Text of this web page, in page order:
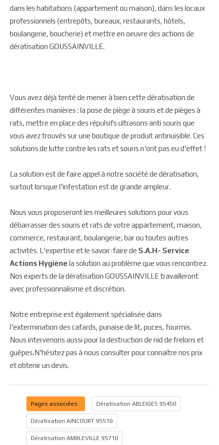
dans les habitations (appartement ou maison), dans les locaux
professionnels (entrepôts, bureaux, restaurants, hôtels,
boulangerie, boucherie) et mettre en oeuvre des actions de
dératisation GOUSSAINVILLE.
Vous avez déjà tenté de mener à bien cette dératisation de
différentes manières : la pose de piège à souris et de pièges à
rats, mettre en place des répulsifs ultrasons anti souris que
vous avez trouvés sur une boutique de produit antinuisible. Ces
solutions de lutte contre les rats et souris n'ont pas eu d'effet !
La solution est de faire appel à notre société de dératisation,
surtout lorsque l'infestation est de grande ampleur.
Nous vous proposeront les meilleures solutions pour vous
débarrasser des souris et rats de votre appartement, maison,
commerce, restaurant, boulangerie, bar ou toutes autres
activités. L'expertise et le savoir-faire de S.A.H- Service
Actions Hygiène la solution au problème que vous rencontrez.
Nos experts de la dératisation GOUSSAINVILLE travailleront
avec professionnalisme et discrétion.
Notre entreprise est également spécialisée dans
l'extermination des cafards, punaise de lit, puces, fourmis.
Nous intervenons aussi pour la destruction de nid de frelons et
guêpes.N'hésitez pas à nous consulter pour connaître nos prix
et obtenir un devis.
Pages associées : Dératisation ABLEIGES 95450
Dératisation AINCOURT 95510
Dératisation AMBLEVILLE 95710